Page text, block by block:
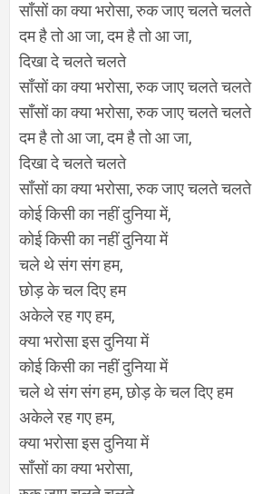
साँसों का क्या भरोसा, रुक जाए चलते चलते
दम है तो आ जा, दम है तो आ जा,
दिखा दे चलते चलते
साँसों का क्या भरोसा, रुक जाए चलते चलते
साँसों का क्या भरोसा, रुक जाए चलते चलते
दम है तो आ जा, दम है तो आ जा,
दिखा दे चलते चलते
साँसों का क्या भरोसा, रुक जाए चलते चलते
कोई किसी का नहीं दुनिया में,
कोई किसी का नहीं दुनिया में
चले थे संग संग हम,
छोड़ के चल दिए हम
अकेले रह गए हम,
क्या भरोसा इस दुनिया में
कोई किसी का नहीं दुनिया में
चले थे संग संग हम, छोड़ के चल दिए हम
अकेले रह गए हम,
क्या भरोसा इस दुनिया में
साँसों का क्या भरोसा,